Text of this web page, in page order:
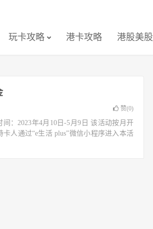
玩卡攻略 港卡攻略 港股美股
赞(0)
：2023年4月10日-5月9日 该活动按月开
人通过“e生活 plus”微信小程序进入本活